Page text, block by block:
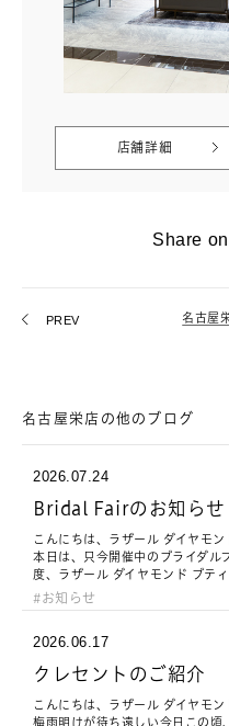
店舗詳細
Share on
PREV 名古屋
名古屋栄店の他のブログ
2026.07.24
Bridal Fairのお知らせ
こんにちは、ラザール ダイヤモ
本日は、只今開催中のブライダル
度、ラザール ダイヤモンド ブテ
お知らせ
2026.06.17
クレセントのご紹介
こんにちは、ラザール ダイヤモ
梅雨明けが待ち遠しい今日この頃